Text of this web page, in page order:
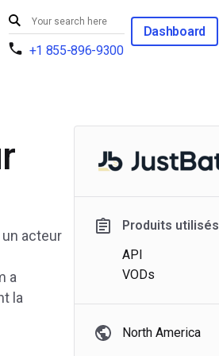
+1 855-896-9300
Dashboard
acteur
a
la
Produits utilisés
API
VODs
North America